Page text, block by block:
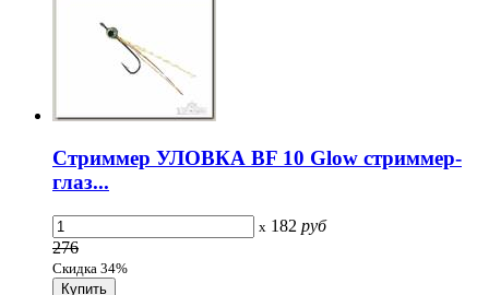
Стриммер УЛОВКА BF 10 Glow стриммер-
глаз...
x 182 руб
276
Скидка 34%